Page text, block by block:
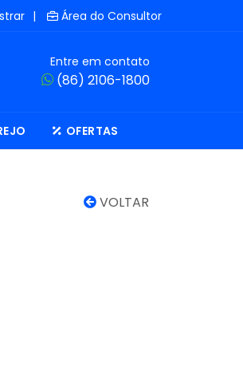
| Área do Consultor
Entre em contato
(86) 2106-1800
OFERTAS
VOLTAR